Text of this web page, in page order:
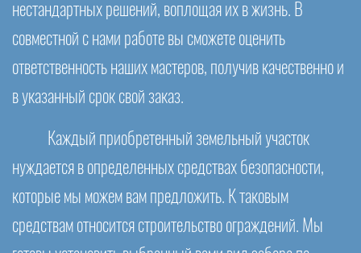
нестандартных решений, воплощая их в жизнь. В
совместной с нами работе вы сможете оценить
ответственность наших мастеров, получив качественно и
в указанный срок свой заказ.
Каждый приобретенный земельный участок
нуждается в определенных средствах безопасности,
которые мы можем вам предложить. К таковым
средствам относится строительство ограждений. Мы